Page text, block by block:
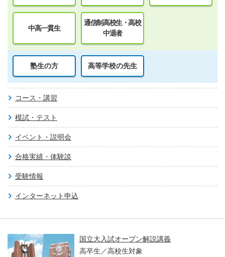
中高一貫生
通信制高校生・高校
中退者
塾生の方 高等学校の先生
コース・講習
模試・テスト
イベント・説明会
合格実績・体験談
受験情報
インターネット申込
国立大入試オープン解説講義
高卒生／高校生対象